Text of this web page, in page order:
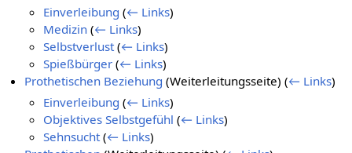
Einverleibung (← Links)
Medizin (← Links)
Selbstverlust (← Links)
Spießbürger (← Links)
Prothetischen Beziehung (Weiterleitungsseite)(← Links)
Einverleibung (← Links)
Objektives Selbstgefühl (← Links)
Sehnsucht (← Links)